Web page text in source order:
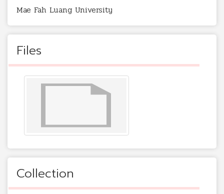
Mae Fah Luang University
Files
Collection